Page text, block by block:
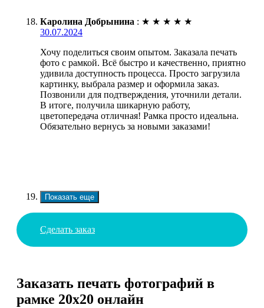
Каролина Добрынина : ★ ★ ★ ★ ★
30.07.2024
Хочу поделиться своим опытом. Заказала печать
фото с рамкой. Всё быстро и качественно, приятно
удивила доступность процесса. Просто загрузила
картинку, выбрала размер и оформила заказ.
Позвонили для подтверждения, уточнили детали.
В итоге, получила шикарную работу,
цветопередача отличная! Рамка просто идеальна.
Обязательно вернусь за новыми заказами!
Показать еще
Сделать заказ
Заказать печать фотографий в
рамке 20х20 онлайн